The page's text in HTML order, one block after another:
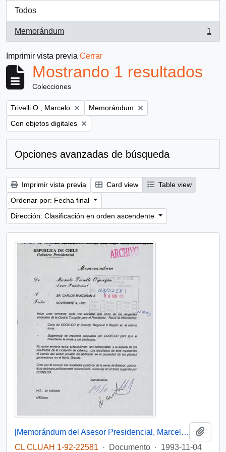
Todos
Memorándum
, 1 resultados
1
Imprimir vista previa Cerrar
Mostrando 1 resultados
Colecciones
Remove filter:
Trivelli O., Marcelo Remove filter:
Memorándum
Remove filter:
Con objetos digitales
Opciones avanzadas de búsqueda
Imprimir vista previa Card view
Table view
Ordenar por: Fecha final
Dirección: Clasificación en orden ascendente
[Memorándum del Asesor Presidencial, Marcelo Trivelli, dirigido al Jefe de Gabinete Presidencial, mediante el cual remite antecedentes relacionados a materia de inversiones en la Planta Termoeléctrica de Tocopilla]
CL CLUAH 1-92-22581
· Documento · 1993-11-04